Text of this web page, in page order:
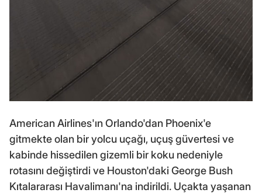
American Airlines'ın Orlando'dan Phoenix'e
gitmekte olan bir yolcu uçağı, uçuş güvertesi ve
kabinde hissedilen gizemli bir koku nedeniyle
rotasını değiştirdi ve Houston'daki George Bush
Kıtalararası Havalimanı'na indirildi. Uçakta yaşanan